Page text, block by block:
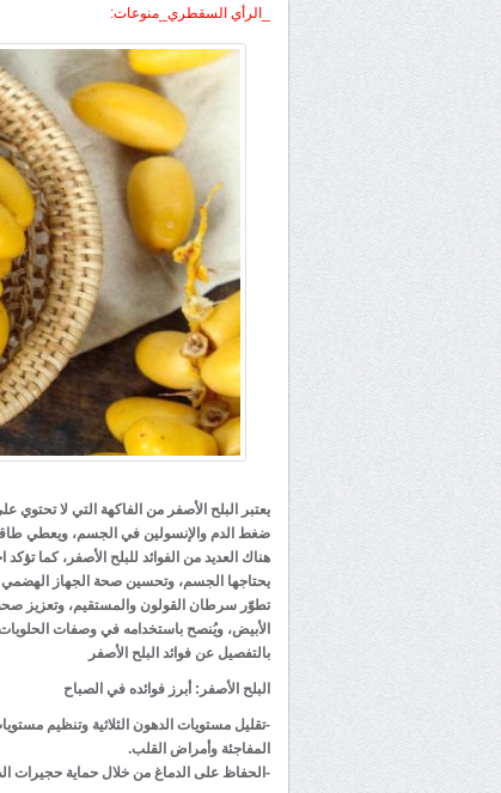
_الرأي السقطري_منوعات:
يعتبر البلح الأصفر من الفاكهة التي لا
ضغط الدم والإنسولين في الجسم، ويعطي
هناك العديد من الفوائد للبلح الأصفر، كما
يحتاجها الجسم، وتحسين صحة الجهاز الهضمي
تطوّر سرطان القولون والمستقيم، وتعزيز
الأبيض، ويُنصح باستخدامه في وصفات
بالتفصيل عن فوائد البلح الأصفر
البلح الأصفر: أبرز فوائده في الصباح
-تقليل مستويات الدهون الثلاثية وتنظيم
المفاجئة وأمراض القلب.
-الحفاظ على الدماغ من خلال حماية حجيرات